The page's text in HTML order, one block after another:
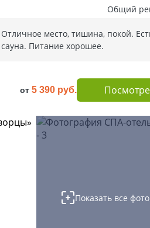
Общий
Отличное место, тишина, покой.
сауна. Питание хорошее.
от 5 390 руб.
Показать все